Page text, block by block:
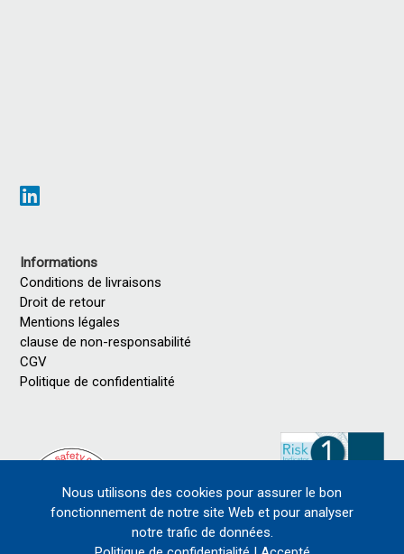
Informations
Conditions de livraisons
Droit de retour
Mentions légales
clause de non-responsabilité
CGV
Politique de confidentialité
Nous utilisons des cookies pour assurer le bon
fonctionnement de notre site Web et pour analyser
notre trafic de données.